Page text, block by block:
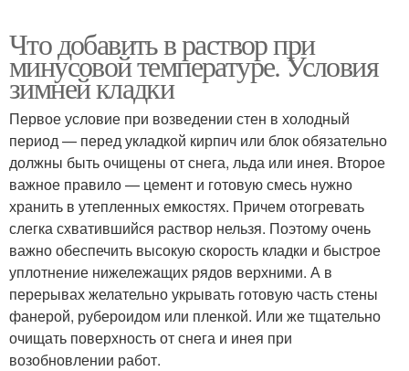
Что добавить в раствор при
минусовой температуре. Условия
зимней кладки
Первое условие при возведении стен в холодный
период — перед укладкой кирпич или блок обязательно
должны быть очищены от снега, льда или инея. Второе
важное правило — цемент и готовую смесь нужно
хранить в утепленных емкостях. Причем отогревать
слегка схватившийся раствор нельзя. Поэтому очень
важно обеспечить высокую скорость кладки и быстрое
уплотнение нижележащих рядов верхними. А в
перерывах желательно укрывать готовую часть стены
фанерой, рубероидом или пленкой. Или же тщательно
очищать поверхность от снега и инея при
возобновлении работ.